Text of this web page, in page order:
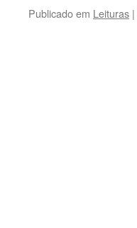
Publicado em Leituras |